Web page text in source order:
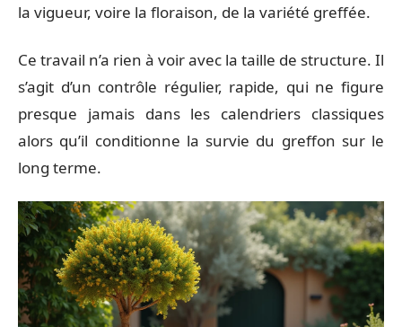
la vigueur, voire la floraison, de la variété greffée.
Ce travail n’a rien à voir avec la taille de structure. Il
s’agit d’un contrôle régulier, rapide, qui ne figure
presque jamais dans les calendriers classiques
alors qu’il conditionne la survie du greffon sur le
long terme.